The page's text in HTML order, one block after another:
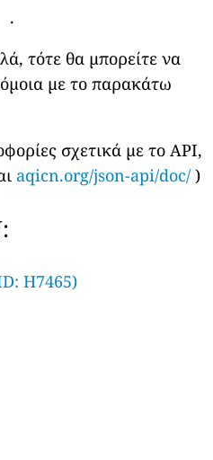
.
τότε θα μπορείτε να
με το παρακάτω
σχετικά με το API,
aqicn.org/json-api/doc/ )
H7465)